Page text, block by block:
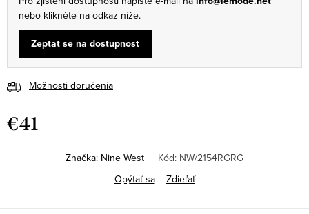
nebo klikněte na odkaz níže.
Zeptat se na dostupnost
Možnosti doručenia
€41
Značka: Nine West Kód: NW/2154RGRG
Opýtať sa
Zdieľať